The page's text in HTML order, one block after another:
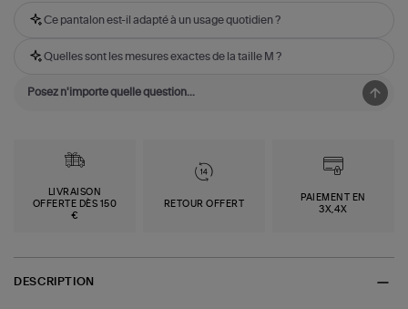
Ce pantalon est-il adapté à un usage quotidien ?
Quelles sont les mesures exactes de la taille M ?
LIVRAISON
OFFERTE DÈS 150
€
RETOUR OFFERT
PAIEMENT EN
3X,4X
DESCRIPTION